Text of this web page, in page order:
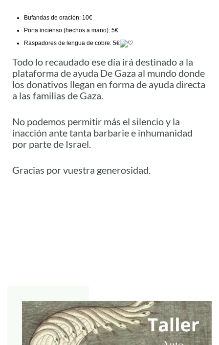
Bufandas de oración: 10€
Porta incienso (hechos a mano): 5€
Raspadores de lengua de cobre: 5€
Todo lo recaudado ese día irá destinado a la
plataforma de ayuda De Gaza al mundo donde
los donativos llegan en forma de ayuda directa
a las familias de Gaza.
No podemos permitir más el silencio y la
inacción ante tanta barbarie e inhumanidad
por parte de Israel.
Gracias por vuestra generosidad.